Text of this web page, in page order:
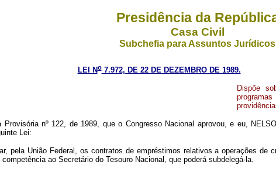
Presidência da
Casa Civil
Subchefia para Assuntos Jurídicos
LEI No7.972, DE 22 DE DEZEMBRO DE 1989.
Dispõe
nº 122, de 1989, que o Congresso Nacional aprovou, e eu,
Lei:
pela União Federal, os contratos de empréstimos relativos a operações
ao Secretário do Tesouro Nacional, que poderá subdelegá-la.